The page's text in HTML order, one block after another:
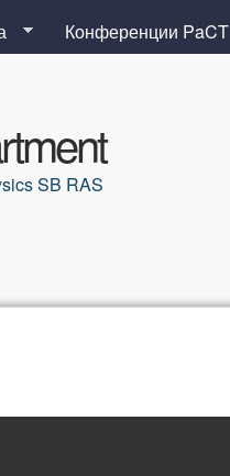
Конференции PaCT
SB RAS